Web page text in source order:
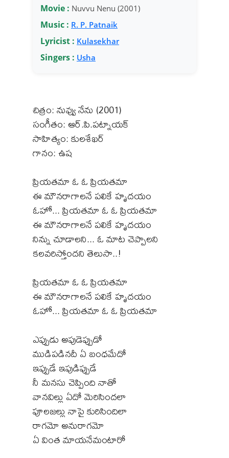
Movie : Nuvvu Nenu (2001)
Music : R. P. Patnaik
Lyricist : Kulasekhar
Singers : Usha
చిత్రం: నువ్వు నేను (2001)
సంగీతం: ఆర్.పి.పట్నాయక్
సాహిత్యం: కులశేఖర్
గానం: ఉష
ప్రియతమా ఓ ఓ ప్రియతమా
ఈ మౌనరాగాలనే పలికే హృదయం
ఓహో... ప్రియతమా ఓ ఓ ప్రియతమా
ఈ మౌనరాగాలనే పలికే హృదయం
నిన్ను చూడాలని... ఓ మాట చెప్పాలని
కలవరిస్తోందని తెలుసా..!
ప్రియతమా ఓ ఓ ప్రియతమా
ఈ మౌనరాగాలనే పలికే హృదయం
ఓహో... ప్రియతమా ఓ ఓ ప్రియతమా
ఎప్పుడు అపుడెప్పుడో
ముడిపడినదీ ఏ బంధమేదో
ఇప్పుడే ఇపుడిప్పుడే
నీ మనసు చెప్పింది నాతో
వానవిల్లు ఏదో మెరిసిందలా
పూలజల్లు నాపై కురిసిందిలా
రాగమో అనురాగమో
ఏ వింత మాయనేమంటారో